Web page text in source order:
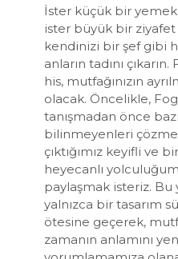
İster küçük bir yemek
ister büyük bir ziyafet
kendinizi bir şef gibi
anların tadını
his, mutfağınızın
olacak. Öncelikle,
tanışmadan önce bazı
bilinmeyenleri
çıktığımız keyifli ve
heyecanlı
paylaşmak isteriz. Bu
yalnızca bir tasarım
ötesine geçerek,
zamanın anlamını